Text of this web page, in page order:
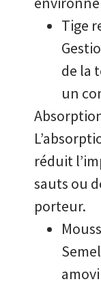
Tige
de la
un
réduit
sauts ou
porteur.